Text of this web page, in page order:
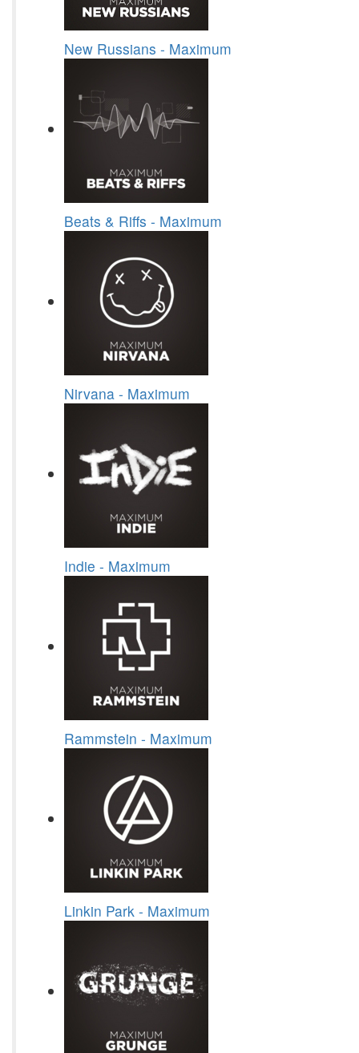
New Russians - Maximum
Beats & Riffs - Maximum
Nirvana - Maximum
Indie - Maximum
Rammstein - Maximum
Linkin Park - Maximum